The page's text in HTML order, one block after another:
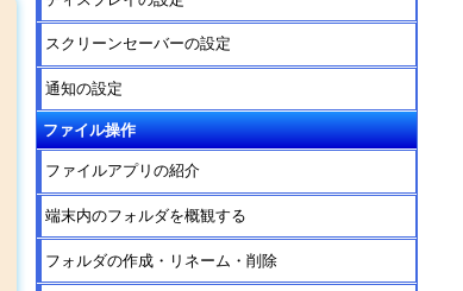
スクリーンセーバーの設定
通知の設定
ファイル操作
ファイルアプリの紹介
端末内のフォルダを概観する
フォルダの作成・リネーム・削除